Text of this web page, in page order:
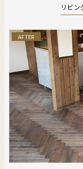
リビン
AFTER